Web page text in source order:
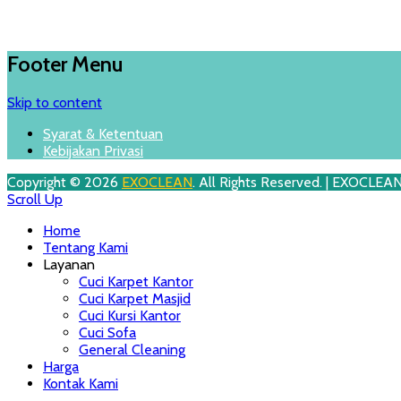
Footer Menu
Skip to content
Syarat & Ketentuan
Kebijakan Privasi
Copyright © 2026 EXOCLEAN. All Rights Reserved. |
Scroll Up
Home
Tentang Kami
Layanan
Cuci Karpet Kantor
Cuci Karpet Masjid
Cuci Kursi Kantor
Cuci Sofa
General Cleaning
Harga
Kontak Kami